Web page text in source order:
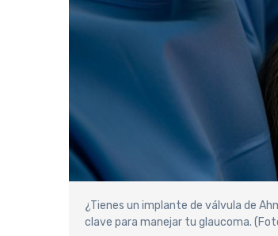
¿Tienes un implante de válvula de
clave para manejar tu glaucoma.